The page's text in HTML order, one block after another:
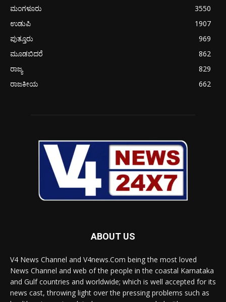
ಮಂಗಳೂರು
3550
ಉಡುಪಿ
1907
ಪುತ್ತೂರು
969
ಮೂಡಬಿದರೆ
862
ರಾಜ್ಯ
829
ರಾಜಕೀಯ
662
ABOUT US
V4 News Channel and V4news.Com being the most loved
News Channel and web of the people in the coastal Karnataka
and Gulf countries and worldwide; which is well accepted for its
news cast, throwing light over the pressing problems such as